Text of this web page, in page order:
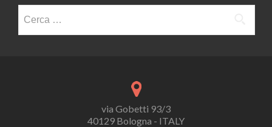
per:
via Gobetti 93/3
40129 Bologna - ITALY